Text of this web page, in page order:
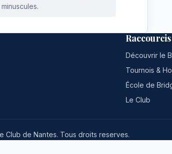
minuscules.
Raccourcis
Découvrir le
Tournois &
École de
Le Club
Club de Nantes. Tous droits reserves.